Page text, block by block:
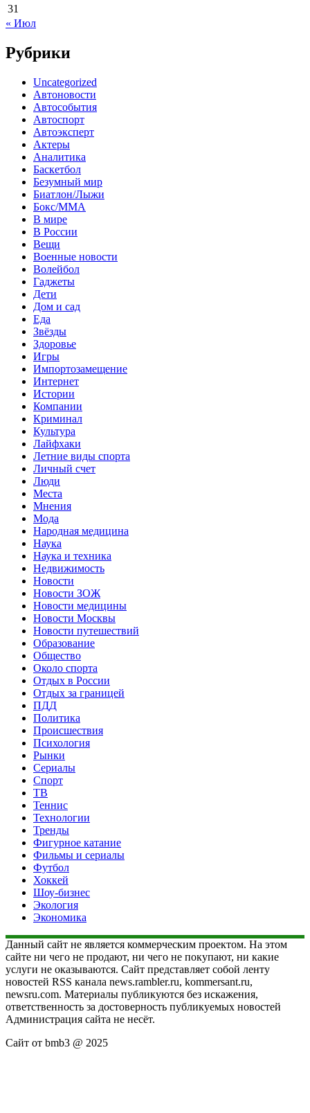
31
« Июл
Рубрики
Uncategorized
Автоновости
Автособытия
Автоспорт
Автоэксперт
Актеры
Аналитика
Баскетбол
Безумный мир
Биатлон/Лыжи
Бокс/MMA
В мире
В России
Вещи
Военные новости
Волейбол
Гаджеты
Дети
Дом и сад
Еда
Звёзды
Здоровье
Игры
Импортозамещение
Интернет
Истории
Компании
Криминал
Культура
Лайфхаки
Летние виды спорта
Личный счет
Люди
Места
Мнения
Мода
Народная медицина
Наука
Наука и техника
Недвижимость
Новости
Новости ЗОЖ
Новости медицины
Новости Москвы
Новости путешествий
Образование
Общество
Около спорта
Отдых в России
Отдых за границей
ПДД
Политика
Происшествия
Психология
Рынки
Сериалы
Спорт
ТВ
Теннис
Технологии
Тренды
Фигурное катание
Фильмы и сериалы
Футбол
Хоккей
Шоу-бизнес
Экология
Экономика
Данный сайт не является коммерческим проектом. На этом
сайте ни чего не продают, ни чего не покупают, ни какие
услуги не оказываются. Сайт представляет собой ленту
новостей RSS канала news.rambler.ru, kommersant.ru,
newsru.com. Материалы публикуются без искажения,
ответственность за достоверность публикуемых новостей
Администрация сайта не несёт.
Сайт от bmb3 @ 2025